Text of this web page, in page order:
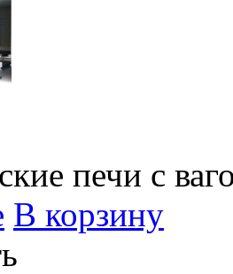
печи с
В корзину